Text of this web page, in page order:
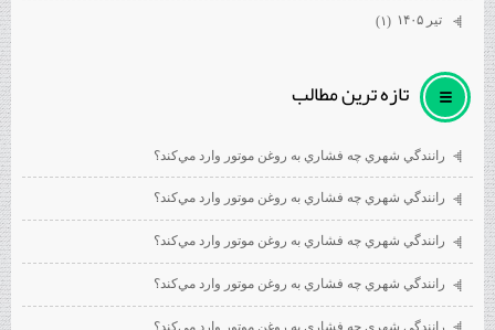
تیر ۱۴۰۵ (۱)
تازه ترين مطالب
رانندگي شهري چه فشاري به روغن موتور وارد مي‌كند؟
رانندگي شهري چه فشاري به روغن موتور وارد مي‌كند؟
رانندگي شهري چه فشاري به روغن موتور وارد مي‌كند؟
رانندگي شهري چه فشاري به روغن موتور وارد مي‌كند؟
رانندگي شهري چه فشاري به روغن موتور وارد مي‌كند؟